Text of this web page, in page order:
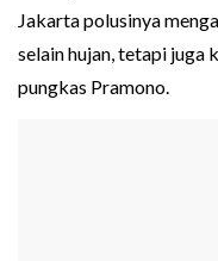
Jakarta polusinya
selain hujan, tetapi juga
pungkas Pramono.